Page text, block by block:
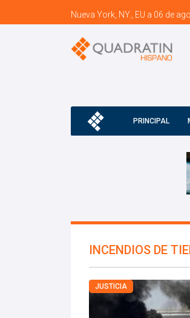
Nueva York, NY., EU a 06 de
PRINCIPAL
INCENDIOS DE
JUSTICIA